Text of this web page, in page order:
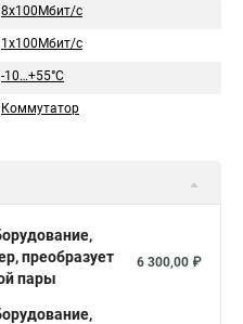
8x100Мбит/с
1x100Мбит/с
-10…+55°C
Коммутатор
преобразует
пары
6 300,00 ₽